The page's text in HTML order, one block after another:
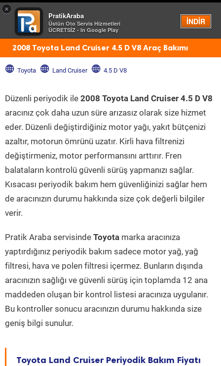
×
PratikAraba
Üstün Oto Servis Hizmetleri
ÜCRETSİZ - In Google Play
İNDİR
Menü
2008 Toyota Land Cruiser 4.5 D V8 Araç Bakımı
Toyota Land Cruiser 4.5 D V8
Düzenli periyodik ile 2008 Toyota Land Cruiser 4.5 D V8
aracınız çok daha uzun süre arızasız olarak size hizmet
eder. Düzenli değiştirdiğiniz motor yağı, yakıt bütçenizi
azaltır, motorun ömrünü uzatır. Kirli hava filtrenizi
değiştirmeniz, motor performansını arttırır. Fren
balataların kontrolü güvenli sürüş yapmanızı sağlar.
Kısacası periyodik bakım hem güvenliğinizi sağlar hem
de aracınızın durumu hakkında size çok değerli bilgiler
verir.
Pratik Araba servisinde Toyota marka aracınıza
yaptırdığınız periyodik bakım sadece motor yağ, yağ
filtresi, hava ve polen filtresi içermez. Bunların dışında
aracınızın sağlığı ve güvenli sürüş için toplamda 12 ana
maddeden oluşan bir kontrol listesi aracınıza uygulanır.
Bu kontroller sonucu aracınızın durumu hakkında size
geniş bilgi sunulur.
Toyota Land Cruiser Periyodik Bakım Fiyatı